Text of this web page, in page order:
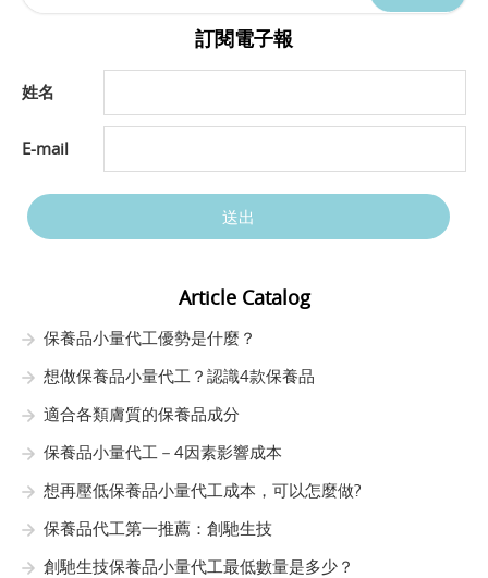
訂閱電子報
姓名
E-mail
送出
Article Catalog
保養品小量代工優勢是什麼？
想做保養品小量代工？認識4款保養品
適合各類膚質的保養品成分
保養品小量代工－4因素影響成本
想再壓低保養品小量代工成本，可以怎麼做?
保養品代工第一推薦：創馳生技
創馳生技保養品小量代工最低數量是多少？